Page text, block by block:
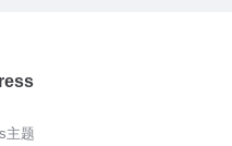
主题